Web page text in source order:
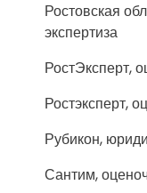
Ростовская
экспертиза
РостЭксперт,
Ростэксперт,
Рубикон,
Сантим,